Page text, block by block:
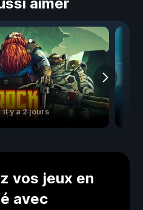
aimer
il y a 2 jours
vos jeux en
avec